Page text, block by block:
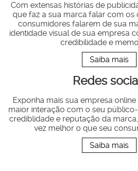
Com extensas histórias de
que faz a sua marca falar com os
consumidores falarem de sua
identidade visual de sua empresa
credibilidade e
Saiba mais
Redes
Exponha mais sua empresa
maior interação com o seu
crediblidade e reputação da
vez melhor o que seu
Saiba mais